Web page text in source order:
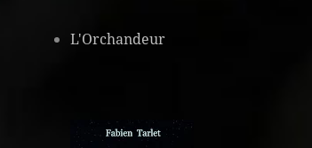
L'Orchandeur